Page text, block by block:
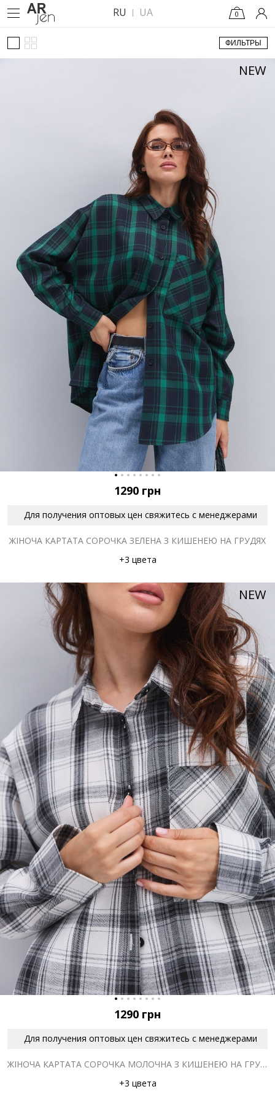
RU UA 0
ФИЛЬТРЫ
NEW
1290 грн
Для получения оптовых цен свяжитесь с менеджерами
ЖІНОЧА КАРТАТА СОРОЧКА ЗЕЛЕНА З КИШЕНЕЮ НА ГРУДЯХ
+3 цвета
NEW
1290 грн
Для получения оптовых цен свяжитесь с менеджерами
ЖІНОЧА КАРТАТА СОРОЧКА МОЛОЧНА З КИШЕНЕЮ НА ГРУДЯХ
+3 цвета